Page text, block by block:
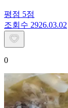
평점 5점
조회수 2926.03.02
0